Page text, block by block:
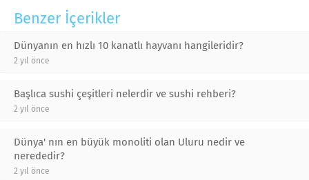
Benzer İçerikler
Dünyanın en hızlı 10 kanatlı hayvanı hangileridir?
2 yıl önce
Başlıca sushi çeşitleri nelerdir ve sushi rehberi?
2 yıl önce
Dünya' nın en büyük monoliti olan Uluru nedir ve
nerededir?
2 yıl önce